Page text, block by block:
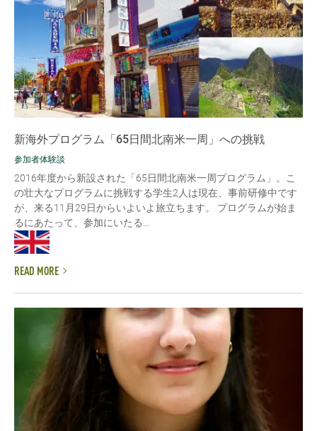
新海外プログラム「65日間北南米一周」への挑戦
参加者体験談
2016年度から新設された「65日間北南米一周プログラム」。こ
の壮大なプログラムに挑戦する学生2人は現在、事前研修中です
が、来る11月29日からいよいよ旅立ちます。 プログラムが始ま
るにあたって、参加にいたる...
READ MORE